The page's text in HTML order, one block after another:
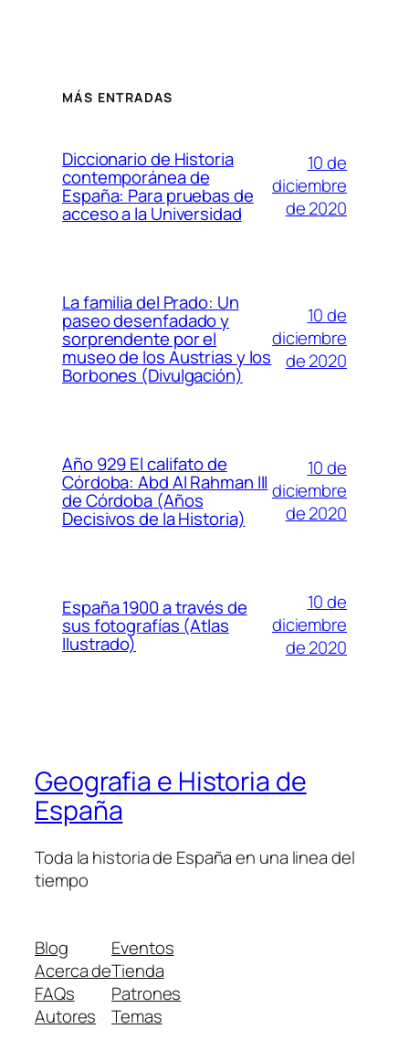
MÁS ENTRADAS
Diccionario de Historia
contemporánea de
España: Para pruebas de
acceso a la Universidad
10 de
diciembre
de 2020
La familia del Prado: Un
paseo desenfadado y
sorprendente por el
museo de los Austrias y los
Borbones (Divulgación)
10 de
diciembre
de 2020
Año 929 El califato de
Córdoba: Abd Al Rahman III
de Córdoba (Años
Decisivos de la Historia)
10 de
diciembre
de 2020
España 1900 a través de
sus fotografías (Atlas
Ilustrado)
10 de
diciembre
de 2020
Geografia e Historia de
España
Toda la historia de España en una linea del
tiempo
Blog
Acerca de
FAQs
Autores
Eventos
Tienda
Patrones
Temas